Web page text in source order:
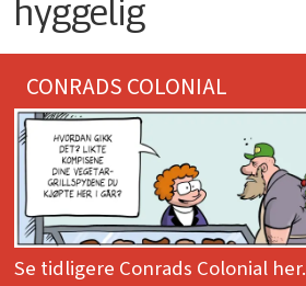
hyggelig
CONRADS COLONIAL
Se tidligere Conrads Colonial her.